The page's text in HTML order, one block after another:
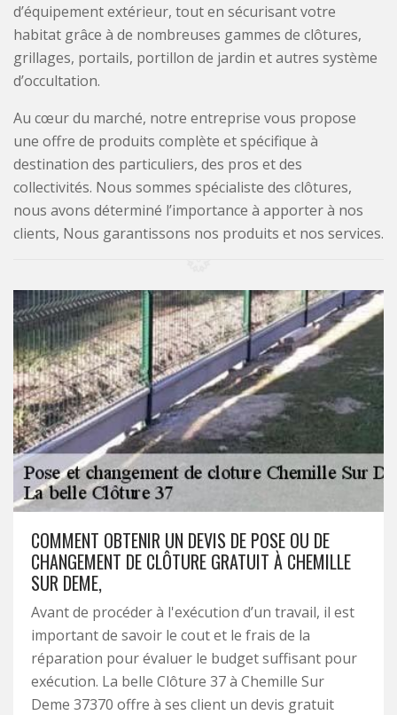
d’équipement extérieur, tout en sécurisant votre
habitat grâce à de nombreuses gammes de clôtures,
grillages, portails, portillon de jardin et autres système
d’occultation.
Au cœur du marché, notre entreprise vous propose
une offre de produits complète et spécifique à
destination des particuliers, des pros et des
collectivités. Nous sommes spécialiste des clôtures,
nous avons déterminé l’importance à apporter à nos
clients, Nous garantissons nos produits et nos services.
COMMENT OBTENIR UN DEVIS DE POSE OU DE
CHANGEMENT DE CLÔTURE GRATUIT À CHEMILLE
SUR DEME,
Avant de procéder à l'exécution d’un travail, il est
important de savoir le cout et le frais de la
réparation pour évaluer le budget suffisant pour
exécution. La belle Clôture 37 à Chemille Sur
Deme 37370 offre à ses client un devis gratuit